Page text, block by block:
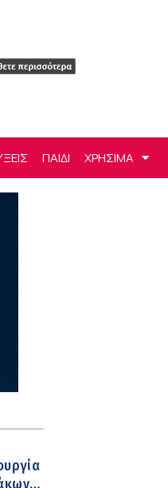
ΠΑΙΔΙ ΧΡΗΣΙΜΑ